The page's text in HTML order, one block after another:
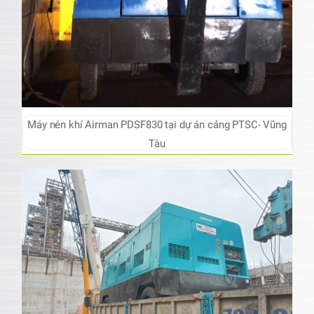
Máy nén khí Airman PDSF830 tại dự án cảng PTSC- Vũng
Tàu